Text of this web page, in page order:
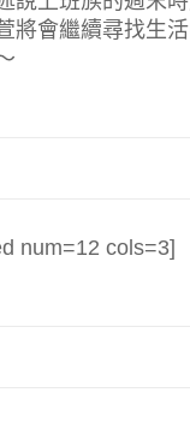
將會繼續尋找生
num=12 cols=3]